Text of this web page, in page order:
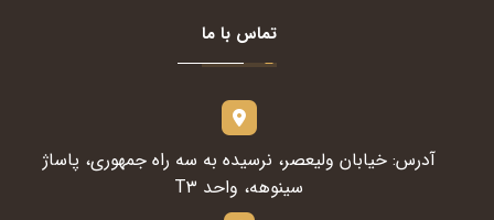
تماس با ما
آدرس: خیابان ولیعصر، نرسیده به سه راه جمهوری، پاساژ
سینوهه، واحد T۳